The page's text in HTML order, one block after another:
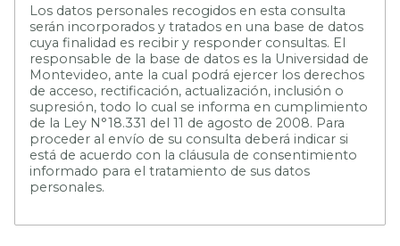
Los datos personales recogidos en esta consulta
serán incorporados y tratados en una base de datos
cuya finalidad es recibir y responder consultas. El
responsable de la base de datos es la Universidad de
Montevideo, ante la cual podrá ejercer los derechos
de acceso, rectificación, actualización, inclusión o
supresión, todo lo cual se informa en cumplimiento
de la Ley N°18.331 del 11 de agosto de 2008. Para
proceder al envío de su consulta deberá indicar si
está de acuerdo con la cláusula de consentimiento
informado para el tratamiento de sus datos
personales.